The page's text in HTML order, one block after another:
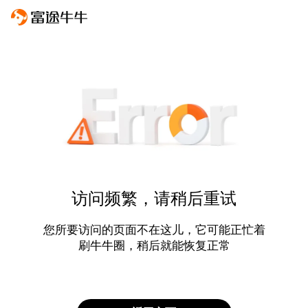
访问频繁，请稍后重试
您所要访问的页面不在这儿，它可能正忙着
刷牛牛圈，稍后就能恢复正常